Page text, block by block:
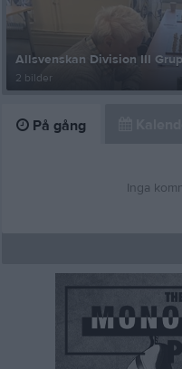
Allsvenskan Division III
2 bilder
På gång
Inga